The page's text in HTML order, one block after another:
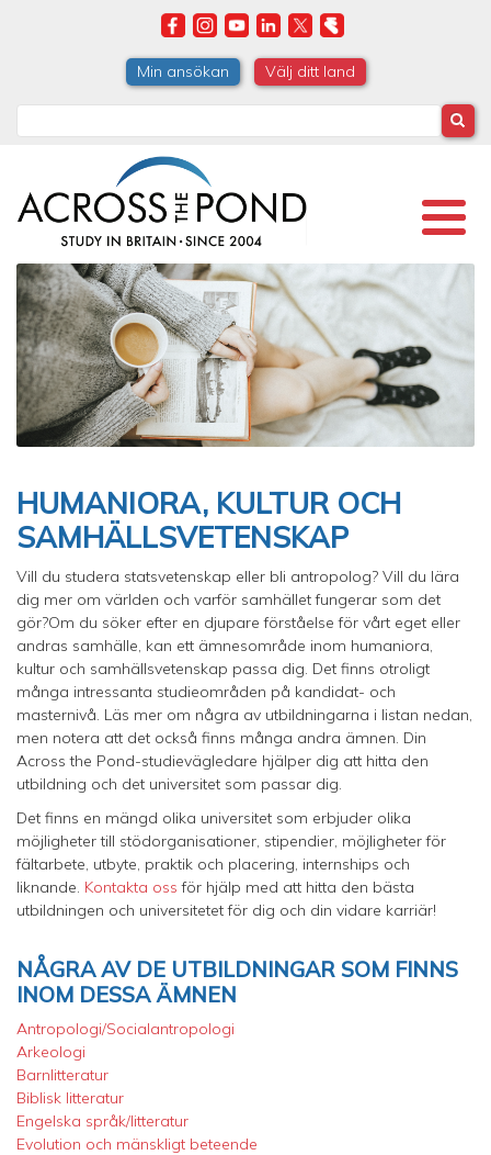
Min ansökan Välj ditt land
Image
HUMANIORA, KULTUR OCH
SAMHÄLLSVETENSKAP
Vill du studera statsvetenskap eller bli antropolog? Vill du lära
dig mer om världen och varför samhället fungerar som det
gör?Om du söker efter en djupare förståelse för vårt eget eller
andras samhälle, kan ett ämnesområde inom humaniora,
kultur och samhällsvetenskap passa dig. Det finns otroligt
många intressanta studieområden på kandidat- och
masternivå. Läs mer om några av utbildningarna i listan nedan,
men notera att det också finns många andra ämnen. Din
Across the Pond-studievägledare hjälper dig att hitta den
utbildning och det universitet som passar dig.
Det finns en mängd olika universitet som erbjuder olika
möjligheter till stödorganisationer, stipendier, möjligheter för
fältarbete, utbyte, praktik och placering, internships och
liknande. Kontakta oss för hjälp med att hitta den bästa
utbildningen och universitetet för dig och din vidare karriär!
NÅGRA AV DE UTBILDNINGAR SOM FINNS
INOM DESSA ÄMNEN
Antropologi/Socialantropologi
Arkeologi
Barnlitteratur
Biblisk litteratur
Engelska språk/litteratur
Evolution och mänskligt beteende